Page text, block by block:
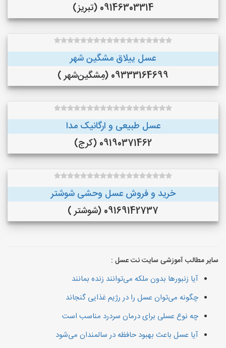
09146303314 (تبریز)
عسل ییلاق مشگین شهر
09333164699 (مِشگین‌شهر )
عسل طبیعی و ارگانیک مدا
09190371462 (کرج)
خرید و فروش عسل وحشی شوشتر
09169142737 (شوشتر )
سایر مطالب آموزشی سایت نت عسل :
آیا زنبورها بدون ملکه می‌توانند زنده بمانند
چگونه می‌توان عسل را در رژیم غذایی گنجاند
چه نوع عسلی برای درمان سردرد مناسب است
آیا عسل باعث بهبود حافظه در سالمندان می‌شود